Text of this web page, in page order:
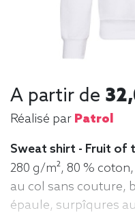
A partir de
Réalisé par Patrol
Sweat shirt - Fruit of
280 g/m², 80 %
au col sans couture,
épaule, surpîqures